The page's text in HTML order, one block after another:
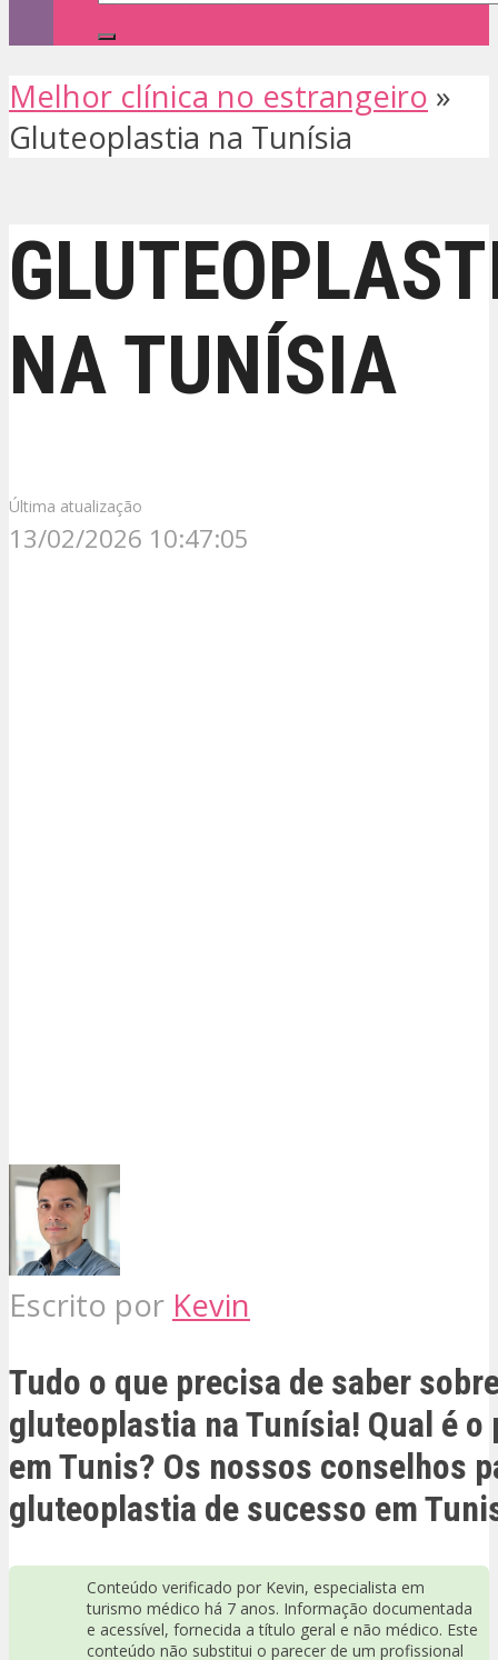
Melhor clínica no estrangeiro »
Gluteoplastia na Tunísia
NA TUNÍSIA
Última atualização
13/02/2026 10:47:05
Escrito por Kevin
Tudo o que precisa de saber
gluteoplastia na Tunísia! Qual é o
em Tunis? Os nossos conselhos
gluteoplastia de sucesso em
Conteúdo verificado por Kevin, especialista em
turismo médico há 7 anos. Informação documentada
e acessível, fornecida a título geral e não médico. Este
conteúdo não substitui o parecer de um profissional